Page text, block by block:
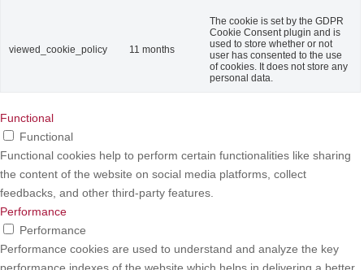
viewed_cookie_policy 11 months
The cookie is set by the GDPR
Cookie Consent plugin and is
used to store whether or not
user has consented to the use
of cookies. It does not store any
personal data.
Functional
Functional
Functional cookies help to perform certain functionalities like sharing
the content of the website on social media platforms, collect
feedbacks, and other third-party features.
Performance
Performance
Performance cookies are used to understand and analyze the key